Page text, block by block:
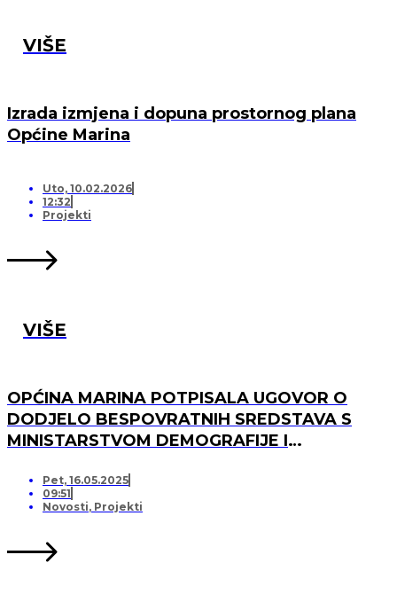
VIŠE
Izrada izmjena i dopuna prostornog plana
Općine Marina
Uto, 10.02.2026
12:32
Projekti
VIŠE
OPĆINA MARINA POTPISALA UGOVOR O
DODJELO BESPOVRATNIH SREDSTAVA S
MINISTARSTVOM DEMOGRAFIJE I
OPREMANJA DJEČJEG IGRALIŠTA U
SVINCIMA
Pet, 16.05.2025
09:51
Novosti, Projekti